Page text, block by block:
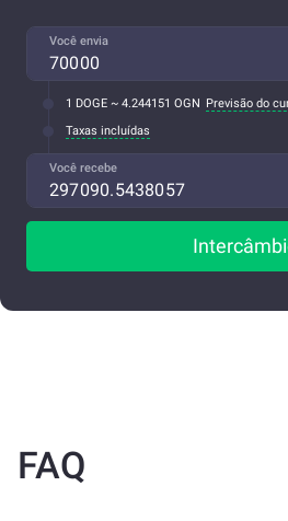
Você envia
1 DOGE ~ 4.244151 OGN Previsão do
Taxas incluídas
Você recebe
FAQ